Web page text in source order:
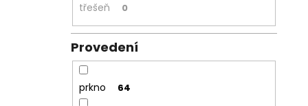
třešeň 0
Provedení
prkno 64